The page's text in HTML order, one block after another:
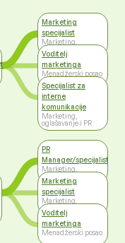
Marketing
specijalist
Marketing,
oglašavanje i PR
Voditelj
marketinga
Menadžerski posao
Specijalist za
interne
komunikacije
Marketing,
oglašavanje i PR
PR
Manager/specijalist
Marketing,
oglašavanje i PR
Marketing
specijalist
Marketing,
oglašavanje i PR
Voditelj
marketinga
Menadžerski posao